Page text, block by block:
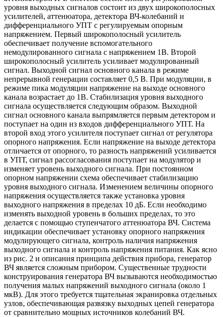
уровня выходных сигналов состоит из двух широкополосных
усилителей, аттенюатора, детектора ВЧ-колебаний и
дифференциального УПТ с регулируемым опорным
напряжением. Первый широкополосный усилитель
обеспечивает получение вспомогательного
немодулированного сигнала с напряжением 1В. Второй
широкополосный усилитель усиливает модулированный
сигнал. Выходной сигнал основного канала в режиме
непрерывной генерации составляет 0,5 В. При модуляции, в
режиме пика модуляции напряжение на выходе основного
канала возрастает до 1В. Стабилизация уровня выходного
сигнала осуществляется следующим образом. Выходной
сигнал основного канала выпрямляется первым детектором и
поступает на один из входов дифференциального УПТ. На
второй вход этого усилителя поступает сигнал от регулятора
опорного напряжения. Если напряжение на выходе детектора
отличается от опорного, то разность напряжений усиливается
в УПТ, сигнал рассогласования поступает на модулятор и
изменяет уровень выходного сигнала. При постоянном
опорном напряжении схема обеспечивает стабилизацию
уровня выходного сигнала. Изменением величины опорного
напряжения осуществляется также установка уровня
выходного напряжения в пределах 10 дБ. Если необходимо
изменять выходной уровень в больших пределах, то это
делается с помощью ступенчатого аттенюатора ВЧ. Система
индикации обеспечивает установку опорного напряжения
модулирующего сигнала, контроль наличия напряжения
выходного сигнала и контроль напряжения питания. Как ясно
из рис. 2 и описания принципа действия прибора, генератор
ВЧ является сложным прибором. Существенные трудности
конструирования генератора ВЧ вызываются необходимостью
получения малых напряжений выходного сигнала (около 1
мкВ). Для этого требуется тщательная экранировка отдельных
узлов, обеспечивающая развязку выходных цепей генератора
от сравнительно мощных источников колебаний ВЧ.